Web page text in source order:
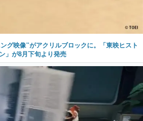
グ映像”がアクリルブロックに。「東映ヒスト
」が8月下旬より発売